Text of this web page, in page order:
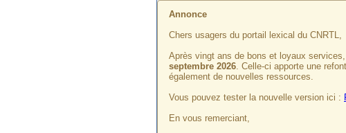
Annonce
Chers usagers du portail lexical du CNRTL,
Après vingt ans de bons et loyaux
septembre 2026. Celle-ci apporte une
également de nouvelles ressources.
Vous pouvez tester la nouvelle version ici :
En vous remerciant,